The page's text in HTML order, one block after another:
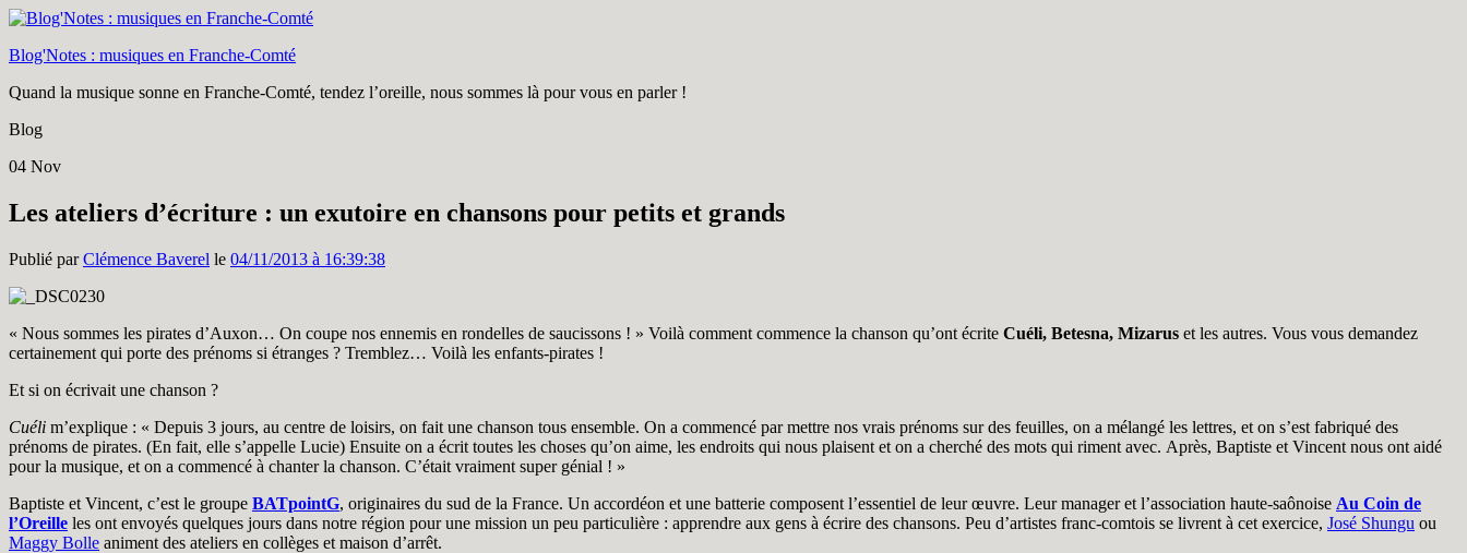
Blog'Notes : musiques en Franche-Comté
Quand la musique sonne en Franche-Comté, tendez l’oreille, nous sommes là pour vous en parler !
Blog
04 Nov
Les ateliers d’écriture : un exutoire en chansons pour petits et grands
Publié parClémence Baverel le 04/11/2013 à 16:39:38
« Nous sommes les pirates d’Auxon… On coupe nos ennemis en rondelles de saucissons ! » Voilà comment commence la chanson qu’ont écrite Cuéli, Betesna, Mizarus et les autres. Vous vous demandez
certainement qui porte des prénoms si étranges ? Tremblez… Voilà les enfants-pirates !
Et si on écrivait une chanson ?
Cuéli m’explique : « Depuis 3 jours, au centre de loisirs, on fait une chanson tous ensemble. On a commencé par mettre nos vrais prénoms sur des feuilles, on a mélangé les lettres, et on s’est fabriqué des
prénoms de pirates. (En fait, elle s’appelle Lucie) Ensuite on a écrit toutes les choses qu’on aime, les endroits qui nous plaisent et on a cherché des mots qui riment avec. Après, Baptiste et Vincent nous ont aidé
pour la musique, et on a commencé à chanter la chanson. C’était vraiment super génial ! »
Baptiste et Vincent, c’est le groupe BATpointG, originaires du sud de la France. Un accordéon et une batterie composent l’essentiel de leur œuvre. Leur manager et l’association haute-saônoise Au Coin de
l’Oreille les ont envoyés quelques jours dans notre région pour une mission un peu particulière : apprendre aux gens à écrire des chansons. Peu d’artistes franc-comtois se livrent à cet exercice, José Shungu ou
Maggy Bolle animent des ateliers en collèges et maison d’arrêt.